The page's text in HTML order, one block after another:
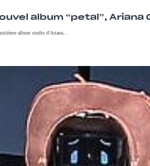
album “petal”,
album studio d'Ariana…